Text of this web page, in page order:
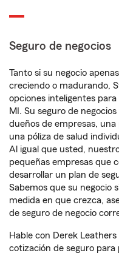
Seguro de negocios
Tanto si su negocio
creciendo o madurando,
opciones inteligentes
MI. Su seguro de
dueños de empresas,
una póliza de salud
Al igual que usted,
pequeñas empresas que
desarrollar un plan de
Sabemos que su negocio
medida en que crezca,
de seguro de negocio
Hable con Derek
cotización de seguro para